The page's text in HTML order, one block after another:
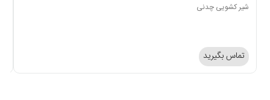
شیر کشویی چدنی
تماس بگیرید